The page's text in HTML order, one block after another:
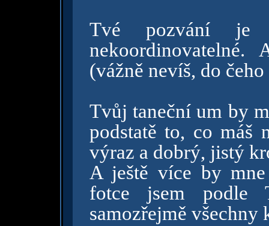
Tvé pozvání je
(vážně nevíš, do
Tvůj taneční um by
podstatě to, co máš
výraz a dobrý, jistý
A ještě více by
fotce jsem podle
samozřejmě všechny